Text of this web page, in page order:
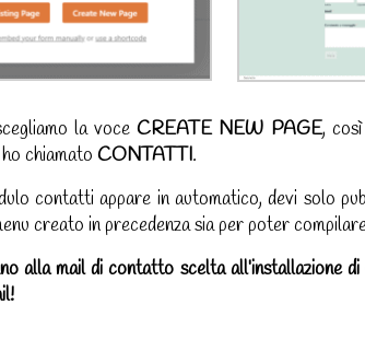
la voceCREATE NEW PAGE,
chiamato CONTATTI.
contatti appare in automatico, devi solo
creato in precedenza sia per poter
alla mail di contatto scelta all’installazione